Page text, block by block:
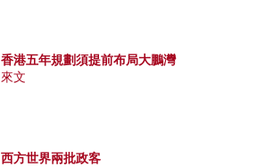
香港五年規劃須提前布局大鵬灣
來文
西方世界兩批政客